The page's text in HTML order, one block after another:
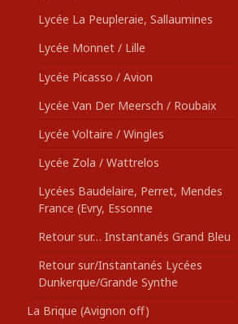
Lycée La Peupleraie, Sallaumines
Lycée Monnet / Lille
Lycée Picasso / Avion
Lycée Van Der Meersch / Roubaix
Lycée Voltaire / Wingles
Lycée Zola / Wattrelos
Lycées Baudelaire, Perret, Mendes
France (Evry, Essonne
Retour sur… Instantanés Grand Bleu
Retour sur/Instantanés Lycées
Dunkerque/Grande Synthe
La Brique (Avignon off)